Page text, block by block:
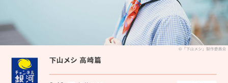
マガジン
アニメ・キッズ
エンタメ・バラエティ
ドキュメンタリー・ホビー